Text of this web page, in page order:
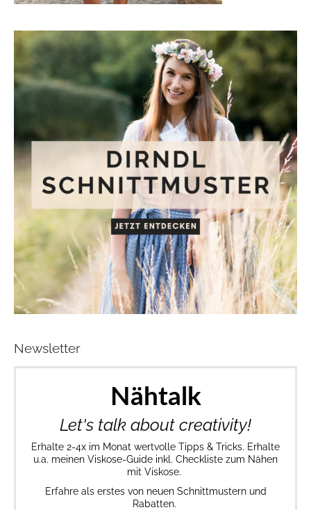
Newsletter
Nähtalk
Let's talk about creativity!
Erhalte 2-4x im Monat wertvolle Tipps & Tricks. Erhalte
u.a. meinen Viskose-Guide inkl. Checkliste zum Nähen
mit Viskose.
Erfahre als erstes von neuen Schnittmustern und
Rabatten.